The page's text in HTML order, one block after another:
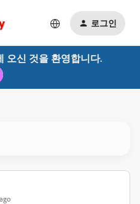
로그인
오신 것을 환영합니다.